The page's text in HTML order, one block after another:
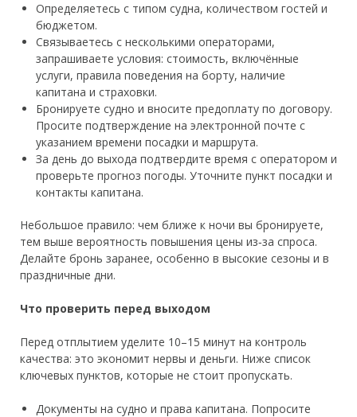
Определяетесь с типом судна, количеством гостей и
бюджетом.
Связываетесь с несколькими операторами,
запрашиваете условия: стоимость, включённые
услуги, правила поведения на борту, наличие
капитана и страховки.
Бронируете судно и вносите предоплату по договору.
Просите подтверждение на электронной почте с
указанием времени посадки и маршрута.
За день до выхода подтвердите время с оператором и
проверьте прогноз погоды. Уточните пункт посадки и
контакты капитана.
Небольшое правило: чем ближе к ночи вы бронируете,
тем выше вероятность повышения цены из‑за спроса.
Делайте бронь заранее, особенно в высокие сезоны и в
праздничные дни.
Что проверить перед выходом
Перед отплытием уделите 10–15 минут на контроль
качества: это экономит нервы и деньги. Ниже список
ключевых пунктов, которые не стоит пропускать.
Документы на судно и права капитана. Попросите